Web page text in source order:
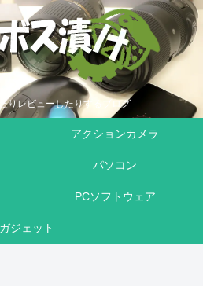
りレビューしたりするブログ
アクションカメラ
パソコン
PCソフトウェア
ガジェット